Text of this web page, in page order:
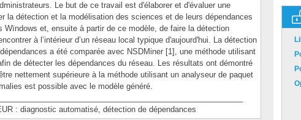
Le but de ce travail est d'élaborer et d'évaluer une
la détection et la modélisation des sciences et de leurs dépendances
Wïndows et, ensuite à partir de ce modèle, de faire la détection
à l’intérieur d’un réseau local typique d'aujourd'hui. La détection
a été comparée avec NSDMiner [1], une méthode utilisant
de détecter les dépendances du réseau. Les résultats ont démontré
nettement supérieure à la méthode utilisant un analyseur de paquet
est possible avec le modèle généré.
: diagnostic automatisé, détection de dépendances